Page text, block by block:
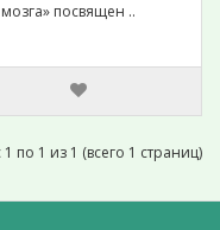
посвящен ..
по 1 из 1 (всего 1 страниц)